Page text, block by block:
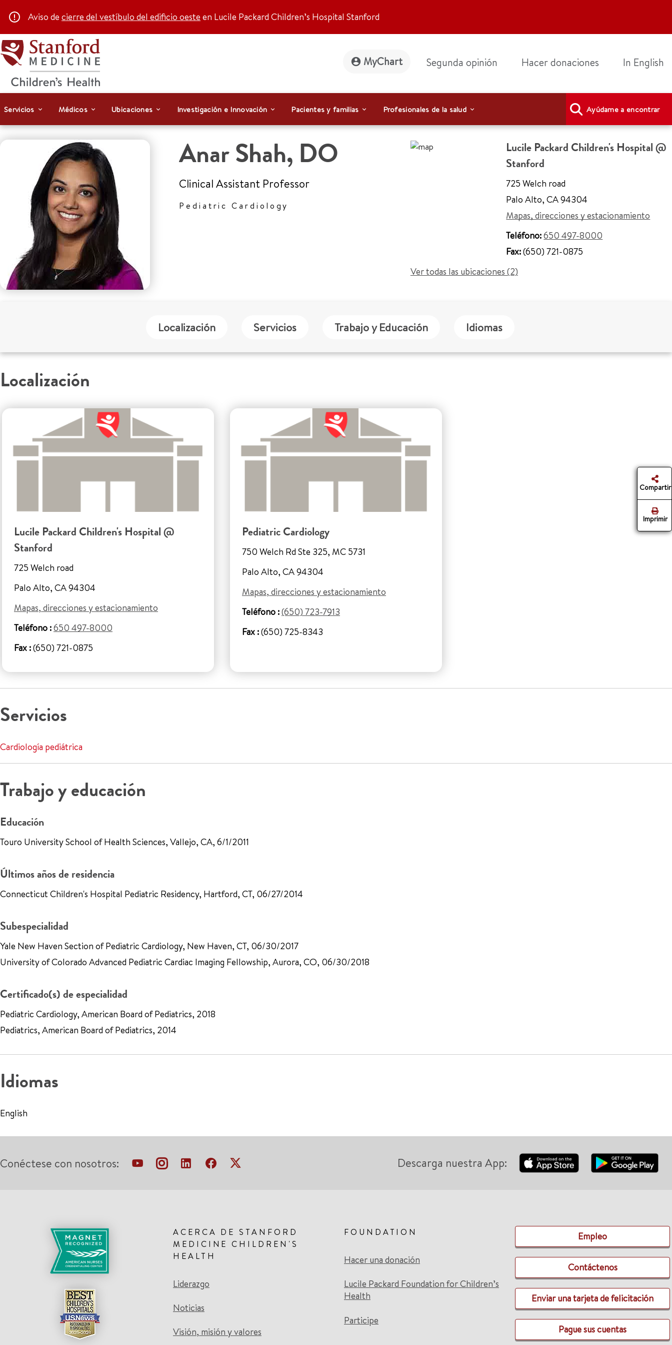
Aviso de cierre del vestíbulo del edificio oeste en Lucile Packard Children’s Hospital Stanford
MyChart Segunda opinión Hacer donaciones In English
Servicios Médicos Ubicaciones Investigación e Innovación Pacientes y familias Profesionales de la salud Ayúdame a encontrar
Anar Shah, DO
Clinical Assistant Professor
Pediatric Cardiology
Lucile Packard Children's Hospital @
Stanford
725 Welch road
Palo Alto, CA 94304
Mapas, direcciones y estacionamiento
Teléfono:650 497-8000
Fax:(650) 721-0875
Ver todas las ubicaciones (2)
Localización Servicios Trabajo y Educación Idiomas
Localización
Lucile Packard Children's Hospital @
Stanford
725 Welch road
Palo Alto, CA 94304
Mapas, direcciones y estacionamiento
Teléfono :650 497-8000
Fax :(650) 721-0875
Pediatric Cardiology
750 Welch Rd Ste 325, MC 5731
Palo Alto, CA 94304
Mapas, direcciones y estacionamiento
Teléfono :(650) 723-7913
Fax :(650) 725-8343
Servicios
Cardiología pediátrica
Trabajo y educación
Educación
Touro University School of Health Sciences, Vallejo, CA, 6/1/2011
Últimos años de residencia
Connecticut Children's Hospital Pediatric Residency, Hartford, CT, 06/27/2014
Subespecialidad
Yale New Haven Section of Pediatric Cardiology, New Haven, CT, 06/30/2017
University of Colorado Advanced Pediatric Cardiac Imaging Fellowship, Aurora, CO, 06/30/2018
Certificado(s) de especialidad
Pediatric Cardiology, American Board of Pediatrics, 2018
Pediatrics, American Board of Pediatrics, 2014
Idiomas
English
Compartir
Imprimir
Conéctese con nosotros: Descarga nuestra App:
ACERCA DE STANFORD
MEDICINE CHILDREN'S
HEALTH
Liderazgo
Noticias
Visión, misión y valores
FOUNDATION
Hacer una donación
Lucile Packard Foundation for Children’s
Health
Participe
Empleo
Contáctenos
Enviar una tarjeta de felicitación
Pague sus cuentas